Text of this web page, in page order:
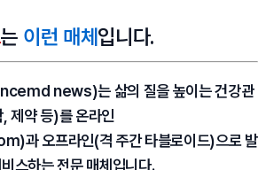
는 이런 매체 입니다.
news)는 삶의 질을 높이는 건강관
, 제약 등)를 온라인
오프라인(격 주간 타블로이드)으로 발
스하는 전문 매체입니다.